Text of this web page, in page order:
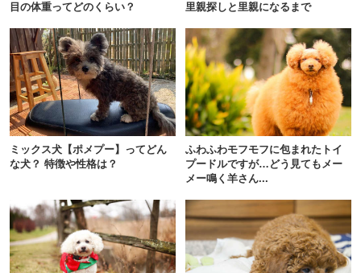
目の体重ってどのくらい？
里親探しと里親になるまで
ミックス犬【ポメプー】ってどん
な犬？ 特徴や性格は？
ふわふわモフモフに包まれたトイ
プードルですが…どう見てもメー
メー鳴く羊さん...